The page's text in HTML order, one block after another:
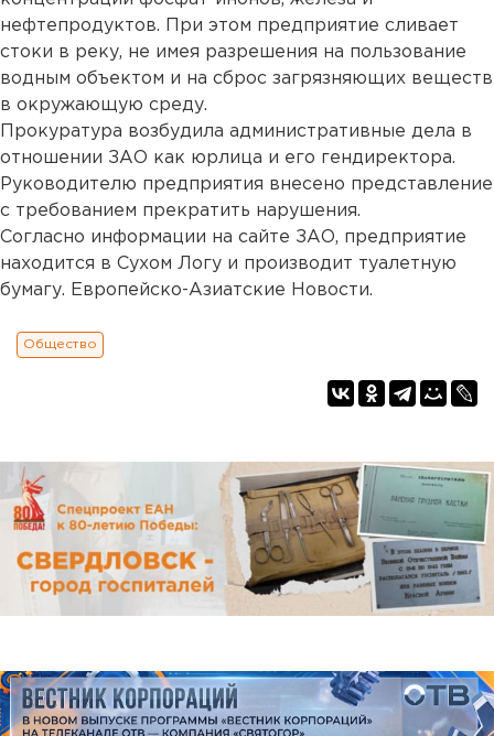
нефтепродуктов. При этом предприятие сливает
стоки в реку, не имея разрешения на пользование
водным объектом и на сброс загрязняющих веществ
в окружающую среду.
Прокуратура возбудила административные дела в
отношении ЗАО как юрлица и его гендиректора.
Руководителю предприятия внесено представление
с требованием прекратить нарушения.
Согласно информации на сайте ЗАО, предприятие
находится в Сухом Логу и производит туалетную
бумагу. Европейско-Азиатские Новости.
Общество